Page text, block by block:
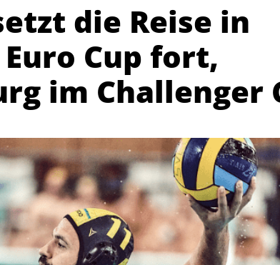
die Reise in
Cup fort,
im Challenger